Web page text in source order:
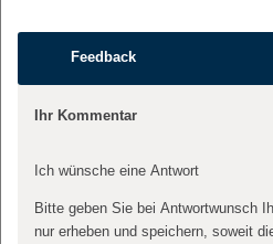
Feedback
Ihr Kommentar
Ich wünsche eine Antwort
Bitte geben Sie bei Antwortwunsch
nur erheben und speichern, soweit